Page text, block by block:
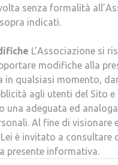
senza formalità
indicati.
L’Associazione si
modifiche alla
in qualsiasi momento,
agli utenti del Sito
una adeguata ed
Al fine di visionare
è invitato a consultare
presente informativa.